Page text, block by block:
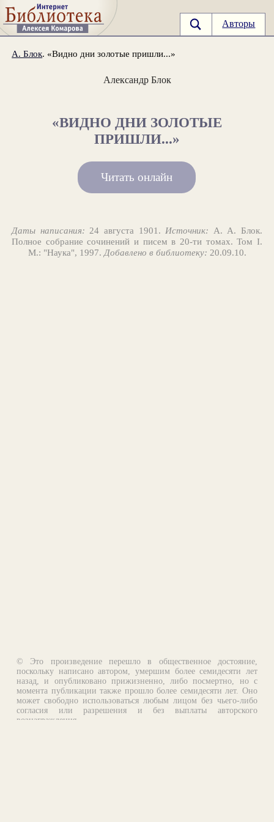
Авторы
А. Блок. «Видно дни золотые пришли...»
Александр Блок
«ВИДНО ДНИ ЗОЛОТЫЕ
ПРИШЛИ...»
Читать онлайн
Даты написания: 24 августа 1901.Источник: А. А. Блок.
Полное собрание сочинений и писем в 20-ти томах. Том I.
М.: "Наука", 1997.Добавлено в библиотеку: 20.09.10.
© Это произведение перешло в общественное достояние,
поскольку написано автором, умершим более семидесяти лет
назад, и опубликовано прижизненно, либо посмертно, но с
момента публикации также прошло более семидесяти лет. Оно
может свободно использоваться любым лицом без чьего-либо
согласия или разрешения и без выплаты авторского
вознаграждения.